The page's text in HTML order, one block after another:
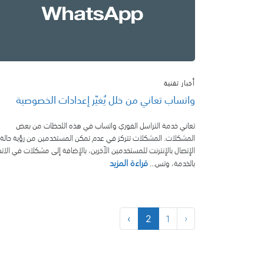
أخبار تقنية
واتساب تعاني من خلل يُغيّر إعدادات الخصوصية
تعاني خدمة التراسل الفوري واتساب في هذه اللحظات من بعض
المشكلات. المشكلات تتركز في عدم تمكن المستخدمين من رؤية حالة
الإتصال بالإنترنت للمستخدمين الآخرين، بالإضافة إلى مشكلات في
بالخدمة، وتس...قراءة المزيد
‹
1
2
›